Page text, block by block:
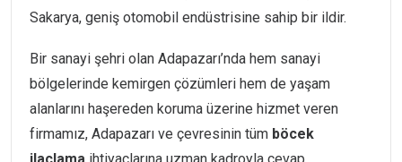
Sakarya, geniş otomobil endüstrisine sahip bir ildir.
Bir sanayi şehri olan Adapazarı’nda hem sanayi
bölgelerinde kemirgen çözümleri hem de yaşam
alanlarını haşereden koruma üzerine hizmet veren
firmamız, Adapazarı ve çevresinin tüm böcek
ilaçlama ihtiyaçlarına uzman kadroyla cevap